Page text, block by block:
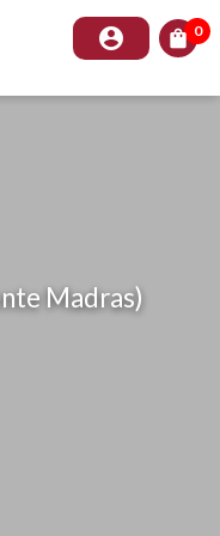
account_circle shopping_bag 0
Madras)